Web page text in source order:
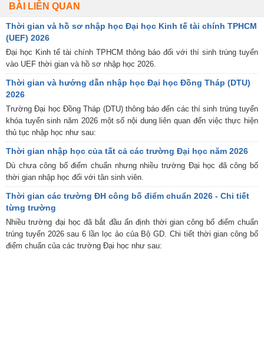
BÀI LIÊN QUAN
Thời gian và hồ sơ nhập học Đại học Kinh tế tài chính TPHCM
(UEF) 2026
Đại học Kinh tế tài chính TPHCM thông báo đối với thí sinh trúng tuyển
vào UEF thời gian và hồ sơ nhập học 2026.
Thời gian và hướng dẫn nhập học Đại học Đồng Tháp (DTU)
2026
Trường Đại học Đồng Tháp (DTU) thông báo đến các thí sinh trúng tuyển
khóa tuyển sinh năm 2026 một số nội dung liên quan đến việc thực hiện
thủ tục nhập học như sau:
Thời gian nhập học của tất cả các trường Đại học năm 2026
Dù chưa công bố điểm chuẩn nhưng nhiều trường Đại học đã công bố
thời gian nhập học đối với tân sinh viên.
Thời gian các trường ĐH công bố điểm chuẩn 2026 - Chi tiết
từng trường
Nhiều trường đại học đã bắt đầu ấn định thời gian công bố điểm chuẩn
trúng tuyển 2026 sau 6 lần lọc ảo của Bộ GD. Chi tiết thời gian công bố
điểm chuẩn của các trường Đại học như sau: